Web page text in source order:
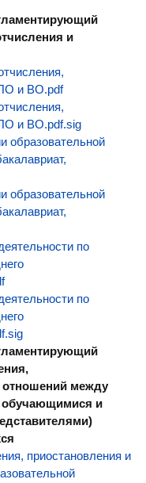
и
и ВО.pdf
и ВО.pdf.sig
образовательной
образовательной
по
по
отношений между
обучающимися и
приостановления и